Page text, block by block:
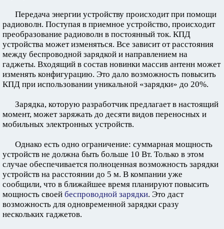
Передача энергии устройству происходит при помощи
радиоволн. Поступая в приемное устройство, происходит
преобразование радиоволн в постоянный ток. КПД
устройства может изменяться. Все зависит от расстояния
между беспроводной зарядкой и направлением на
гаджеты. Входящий в состав новинки массив антенн может
изменять конфигурацию. Это дало возможность повысить
КПД при использовании уникальной «зарядки» до 20%.
Зарядка, которую разработчик предлагает в настоящий
момент, может заряжать до десяти видов переносных и
мобильных электронных устройств.
Однако есть одно ограничение: суммарная мощность
устройств не должна быть больше 10 Вт. Только в этом
случае обеспечивается полноценная возможность зарядки
устройств на расстоянии до 5 м. В компании уже
сообщили, что в ближайшее время планируют повысить
мощность своей беспроводной зарядки. Это даст
возможность для одновременной зарядки сразу
нескольких гаджетов.